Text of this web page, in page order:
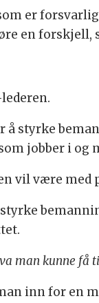
er
en forskjell,
å styrke
jobber i og
vil være med
styrke
man kunne få
inn for en